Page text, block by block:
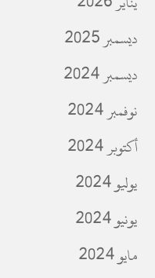
ديسمبر 2025
ديسمبر 2024
نوفمبر 2024
أكتوبر 2024
يوليو 2024
يونيو 2024
مايو 2024